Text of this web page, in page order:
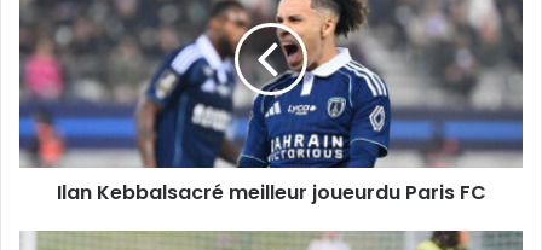
meilleur
joueurdu
Paris
FC
Ilan Kebbalsacré meilleur joueurdu Paris FC